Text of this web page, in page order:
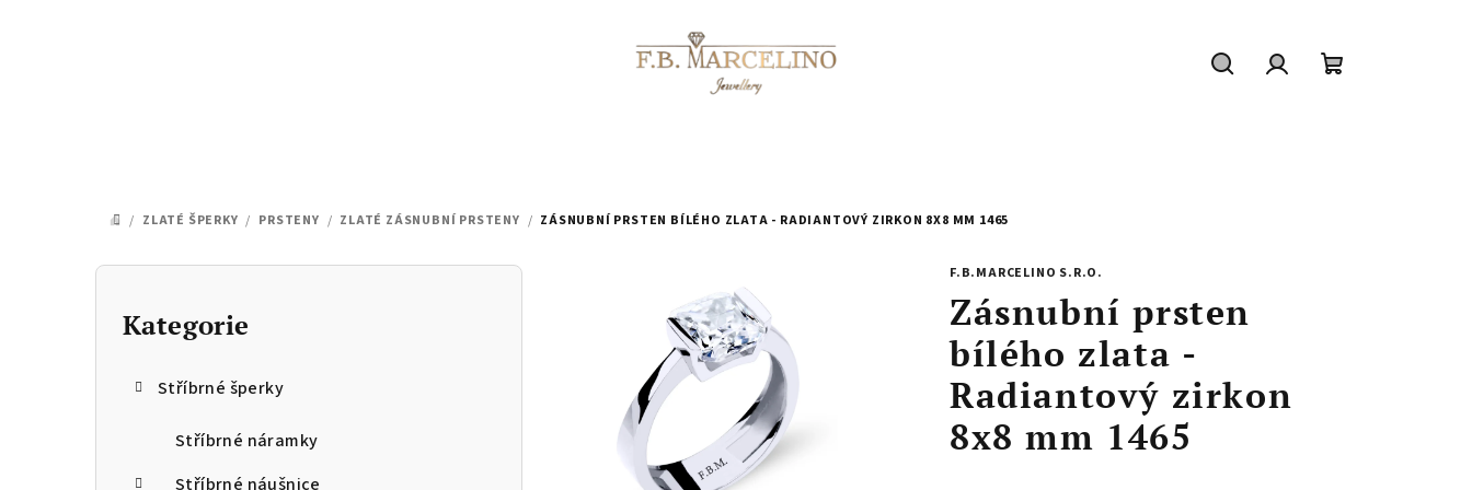
DOMŮ
/ ZLATÉ ŠPERKY / PRSTENY / ZLATÉ ZÁSNUBNÍ PRSTENY / ZÁSNUBNÍ PRSTEN BÍLÉHO ZLATA - RADIANTOVÝ ZIRKON 8X8 MM 1465
P
Přeskočit
kategorie
Kategorie
Stříbrné šperky
Stříbrné náramky
Stříbrné náušnice
F.B.MARCELINO S.R.O.
Zásnubní prsten
bílého zlata -
Radiantový zirkon
8x8 mm 1465